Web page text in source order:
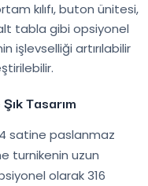
kılıfı, buton ünitesi,
tabla gibi opsiyonel
işlevselliği artırılabilir
Tasarım
satine paslanmaz
turnikenin uzun
olarak 316